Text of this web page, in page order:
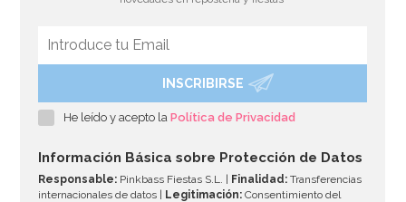
INSCRIBIRSE
He leído y acepto laPolítica de Privacidad
Información Básica sobre Protección de Datos
Responsable: Pinkbass Fiestas S.L. | Finalidad: Transferencias
internacionales de datos |
Legitimación: Consentimiento del